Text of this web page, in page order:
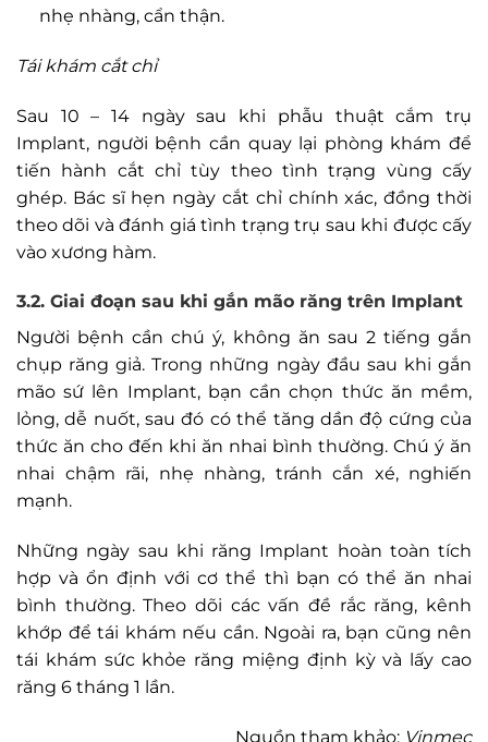
nhẹ nhàng, cẩn thận.
Tái khám cắt chỉ
Sau 10 – 14 ngày sau khi phẫu thuật cắm trụ
Implant, người bệnh cần quay lại phòng khám để
tiến hành cắt chỉ tùy theo tình trạng vùng cấy
ghép. Bác sĩ hẹn ngày cắt chỉ chính xác, đồng thời
theo dõi và đánh giá tình trạng trụ sau khi được cấy
vào xương hàm.
3.2. Giai đoạn sau khi gắn mão răng trên Implant
Người bệnh cần chú ý, không ăn sau 2 tiếng gắn
chụp răng giả. Trong những ngày đầu sau khi gắn
mão sứ lên Implant, bạn cần chọn thức ăn mềm,
lỏng, dễ nuốt, sau đó có thể tăng dần độ cứng của
thức ăn cho đến khi ăn nhai bình thường. Chú ý ăn
nhai chậm rãi, nhẹ nhàng, tránh cắn xé, nghiến
mạnh.
Những ngày sau khi răng Implant hoàn toàn tích
hợp và ổn định với cơ thể thì bạn có thể ăn nhai
bình thường. Theo dõi các vấn đề rắc răng, kênh
khớp để tái khám nếu cần. Ngoài ra, bạn cũng nên
tái khám sức khỏe răng miệng định kỳ và lấy cao
răng 6 tháng 1 lần.
Nguồn tham khảo: Vinmec